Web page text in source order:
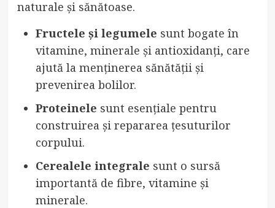
naturale și sănătoase.
Fructele și legumele sunt bogate în
vitamine, minerale și antioxidanți, care
ajută la menținerea sănătății și
prevenirea bolilor.
Proteinele sunt esențiale pentru
construirea și repararea țesuturilor
corpului.
Cerealele integrale sunt o sursă
importantă de fibre, vitamine și
minerale.